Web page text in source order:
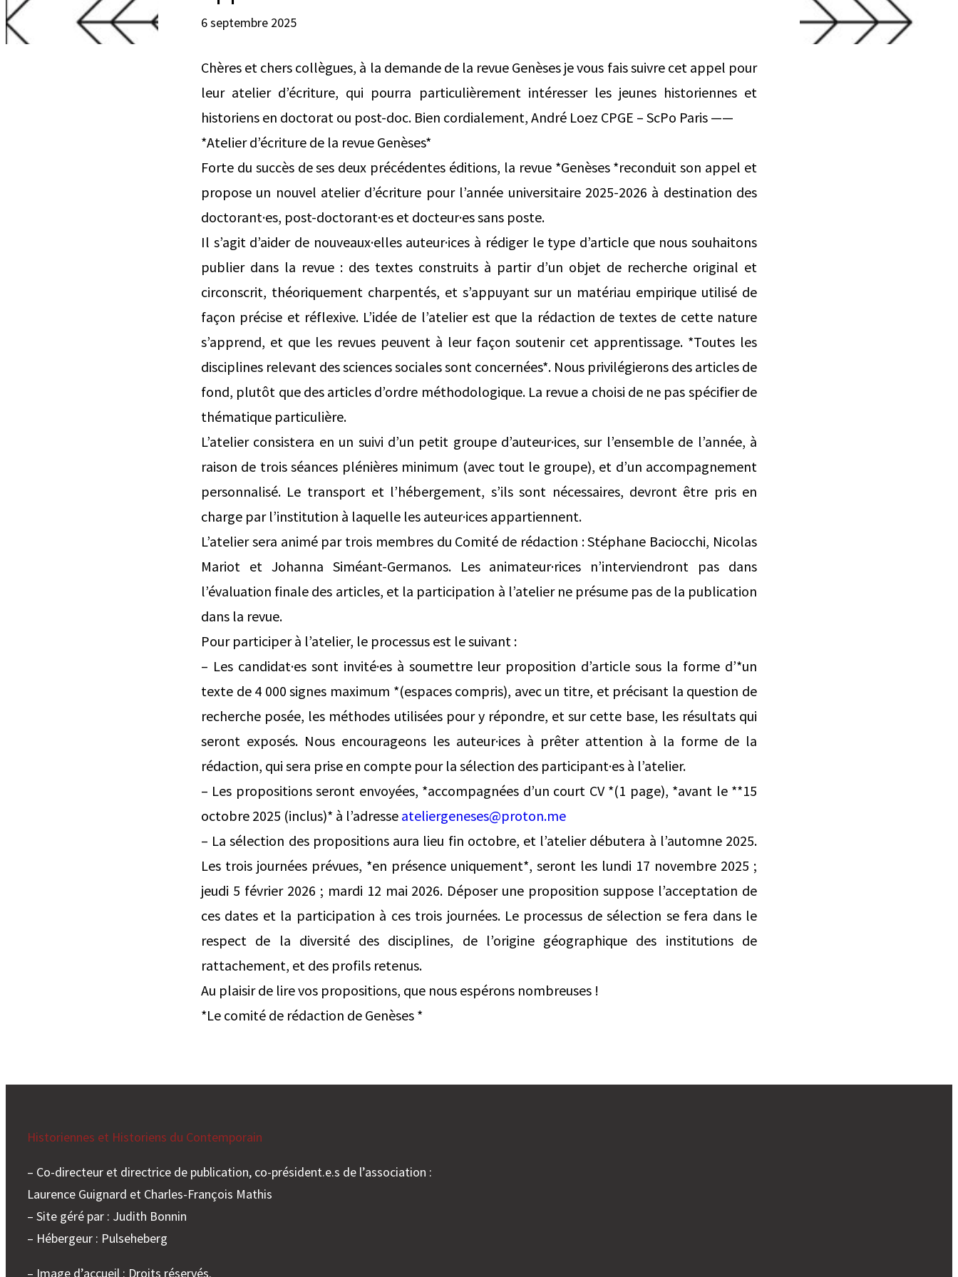
6 septembre 2025
Chères et chers collègues, à la demande de la revue Genèses je vous fais suivre cet appel pour
leur atelier d’écriture, qui pourra particulièrement intéresser les jeunes historiennes et
historiens en doctorat ou post-doc. Bien cordialement, André Loez CPGE – ScPo Paris ——
*Atelier d’écriture de la revue Genèses*
Forte du succès de ses deux précédentes éditions, la revue *Genèses *reconduit son appel et
propose un nouvel atelier d’écriture pour l’année universitaire 2025-2026 à destination des
doctorant·es, post-doctorant·es et docteur·es sans poste.
Il s’agit d’aider de nouveaux·elles auteur·ices à rédiger le type d’article que nous souhaitons
publier dans la revue : des textes construits à partir d’un objet de recherche original et
circonscrit, théoriquement charpentés, et s’appuyant sur un matériau empirique utilisé de
façon précise et réflexive. L’idée de l’atelier est que la rédaction de textes de cette nature
s’apprend, et que les revues peuvent à leur façon soutenir cet apprentissage. *Toutes les
disciplines relevant des sciences sociales sont concernées*. Nous privilégierons des articles de
fond, plutôt que des articles d’ordre méthodologique. La revue a choisi de ne pas spécifier de
thématique particulière.
L’atelier consistera en un suivi d’un petit groupe d’auteur·ices, sur l’ensemble de l’année, à
raison de trois séances plénières minimum (avec tout le groupe), et d’un accompagnement
personnalisé. Le transport et l’hébergement, s’ils sont nécessaires, devront être pris en
charge par l’institution à laquelle les auteur·ices appartiennent.
L’atelier sera animé par trois membres du Comité de rédaction : Stéphane Baciocchi, Nicolas
Mariot et Johanna Siméant-Germanos. Les animateur·rices n’interviendront pas dans
l’évaluation finale des articles, et la participation à l’atelier ne présume pas de la publication
dans la revue.
Pour participer à l’atelier, le processus est le suivant :
– Les candidat·es sont invité·es à soumettre leur proposition d’article sous la forme d’*un
texte de 4 000 signes maximum *(espaces compris), avec un titre, et précisant la question de
recherche posée, les méthodes utilisées pour y répondre, et sur cette base, les résultats qui
seront exposés. Nous encourageons les auteur·ices à prêter attention à la forme de la
rédaction, qui sera prise en compte pour la sélection des participant·es à l’atelier.
– Les propositions seront envoyées, *accompagnées d’un court CV *(1 page), *avant le **15
octobre 2025 (inclus)* à l’adresse ateliergeneses@proton.me
– La sélection des propositions aura lieu fin octobre, et l’atelier débutera à l’automne 2025.
Les trois journées prévues, *en présence uniquement*, seront les lundi 17 novembre 2025 ;
jeudi 5 février 2026 ; mardi 12 mai 2026. Déposer une proposition suppose l’acceptation de
ces dates et la participation à ces trois journées. Le processus de sélection se fera dans le
respect de la diversité des disciplines, de l’origine géographique des institutions de
rattachement, et des profils retenus.
Au plaisir de lire vos propositions, que nous espérons nombreuses !
*Le comité de rédaction de Genèses *
Historiennes et Historiens du Contemporain
– Co-directeur et directrice de publication, co-président.e.s de l’association :
Laurence Guignard et Charles-François Mathis
– Site géré par : Judith Bonnin
– Hébergeur : Pulseheberg
– Image d’accueil : Droits réservés.